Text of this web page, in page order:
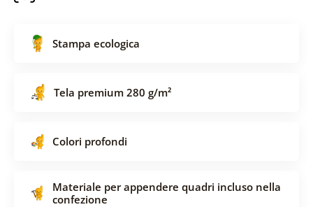
Stampa ecologica
Tela premium 280 g/m²
Colori profondi
Materiale per appendere quadri incluso nella
confezione